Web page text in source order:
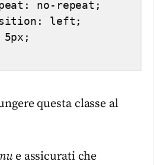
no-repeat;
left;
questa classe al
e assicurati che